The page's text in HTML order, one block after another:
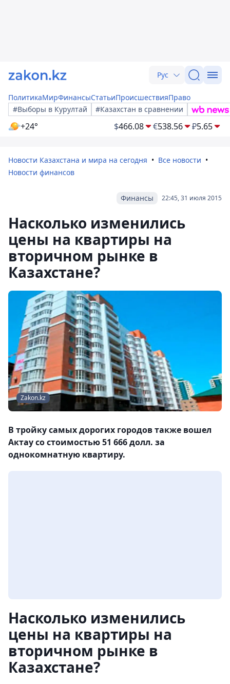
Рус
ПолитикаМирФинансыСтатьиПроисшествияПраво
#Выборы в Курултай
#Казахстан в сравнении
+24° $466.08 €538.56 ₽5.65
Новости Казахстана и мира на сегодня
Все новости
Новости финансов
22:45, 31 июля 2015
Финансы
Насколько изменились
цены на квартиры на
вторичном рынке в
Казахстане?
Zakon.kz
В тройку самых дорогих городов также вошел
Актау со стоимостью 51 666 долл. за
однокомнатную квартиру.
Насколько изменились
цены на квартиры на
вторичном рынке в
Казахстане?